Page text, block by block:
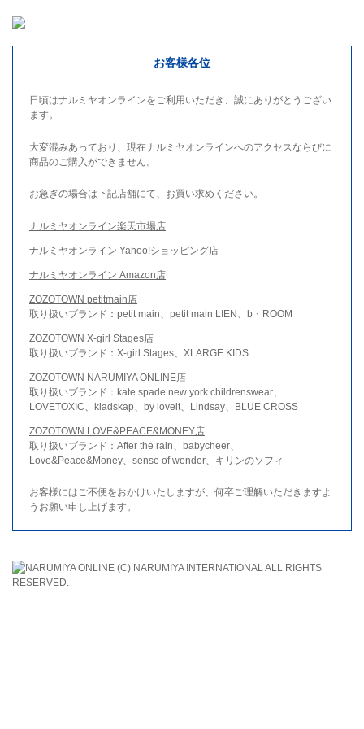
お客様各位
日頃はナルミヤオンラインをご利用いただき、誠にありがとうござい
ます。
大変混みあっており、現在ナルミヤオンラインへのアクセスならびに
商品のご購入ができません。
お急ぎの場合は下記店舗にて、お買い求めください。
ナルミヤオンライン楽天市場店
ナルミヤオンライン Yahoo!ショッピング店
ナルミヤオンライン Amazon店
ZOZOTOWN petitmain店
取り扱いブランド：petit main、petit main LIEN、b・ROOM
ZOZOTOWN X-girl Stages店
取り扱いブランド：X-girl Stages、XLARGE KIDS
ZOZOTOWN NARUMIYA ONLINE店
取り扱いブランド：kate spade new york childrenswear、
LOVETOXIC、kladskap、by loveit、Lindsay、BLUE CROSS
ZOZOTOWN LOVE&PEACE&MONEY店
取り扱いブランド：After the rain、babycheer、
Love&Peace&Money、sense of wonder、キリンのソフィ
お客様にはご不便をおかけいたしますが、何卒ご理解いただきますよ
うお願い申し上げます。